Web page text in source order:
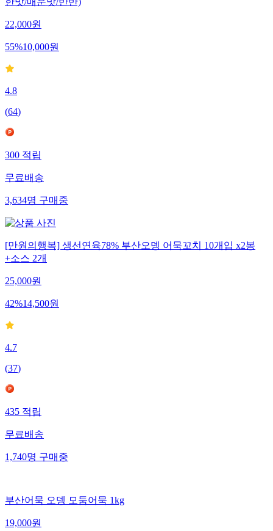
22,000원
55%10,000원
4.8
(64)
300 적립
무료배송
3,634명 구매중
[만원의행복] 생선연육78% 부산오뎅 어묵꼬치 10개입 x2봉
+소스 2개
25,000원
42%14,500원
4.7
(37)
435 적립
무료배송
1,740명 구매중
부산어묵 오뎅 모둠어묵 1kg
19,000원